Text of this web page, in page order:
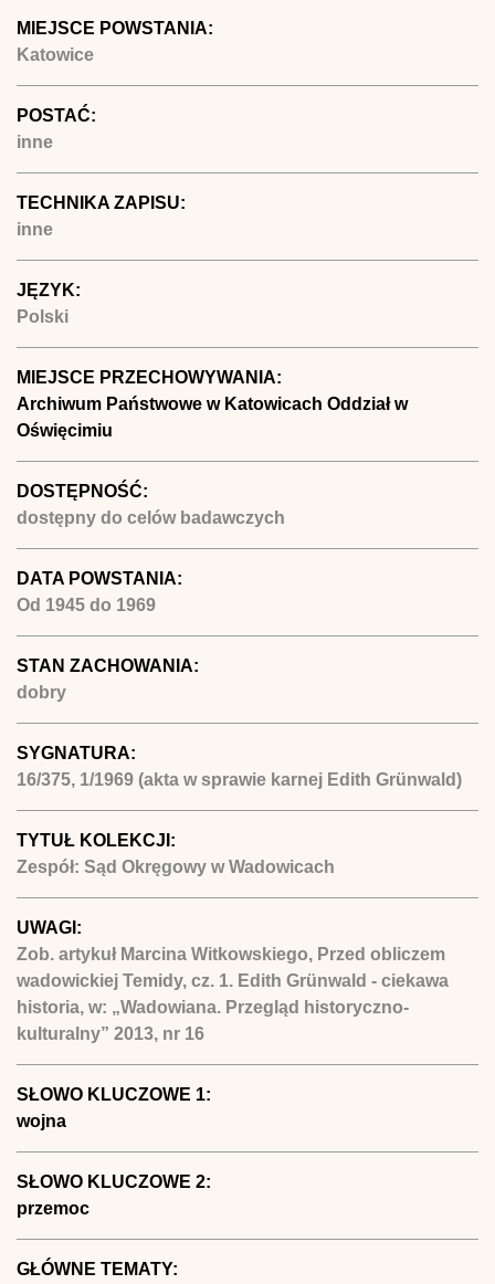
MIEJSCE POWSTANIA:
Katowice
POSTAĆ:
inne
TECHNIKA ZAPISU:
inne
JĘZYK:
Polski
MIEJSCE PRZECHOWYWANIA:
Archiwum Państwowe w Katowicach Oddział w
Oświęcimiu
DOSTĘPNOŚĆ:
dostępny do celów badawczych
DATA POWSTANIA:
Od 1945 do 1969
STAN ZACHOWANIA:
dobry
SYGNATURA:
16/375, 1/1969 (akta w sprawie karnej Edith Grünwald)
TYTUŁ KOLEKCJI:
Zespół: Sąd Okręgowy w Wadowicach
UWAGI:
Zob. artykuł Marcina Witkowskiego, Przed obliczem
wadowickiej Temidy, cz. 1. Edith Grünwald - ciekawa
historia, w: „Wadowiana. Przegląd historyczno-
kulturalny” 2013, nr 16
SŁOWO KLUCZOWE 1:
wojna
SŁOWO KLUCZOWE 2:
przemoc
GŁÓWNE TEMATY: